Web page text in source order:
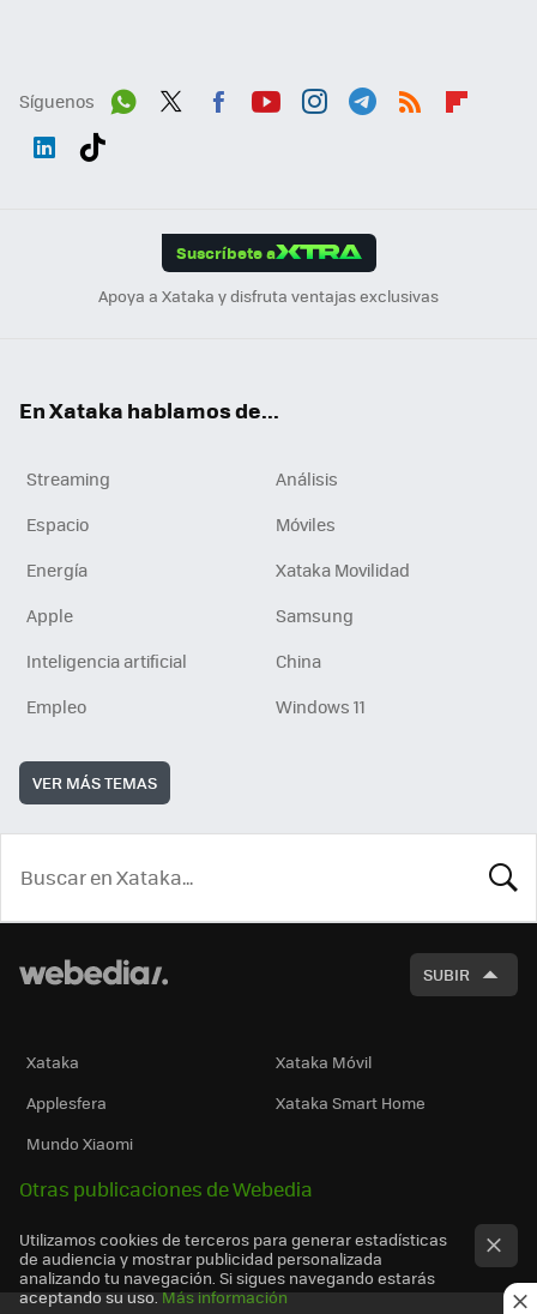
Síguenos
Suscríbete a
Apoya a Xataka y disfruta ventajas exclusivas
En Xataka hablamos de...
Streaming
Análisis
Espacio
Móviles
Energía
Xataka Movilidad
Apple
Samsung
Inteligencia artificial
China
Empleo
Windows 11
VER MÁS TEMAS
SUBIR
Xataka
Xataka Móvil
Applesfera
Xataka Smart Home
Mundo Xiaomi
Otras publicaciones de Webedia
Utilizamos cookies de terceros para generar estadísticas
de audiencia y mostrar publicidad personalizada
analizando tu navegación. Si sigues navegando estarás
aceptando su uso. Más información